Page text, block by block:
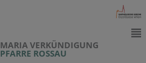
MARIA VERKÜNDIGUNG
PFARRE ROSSAU